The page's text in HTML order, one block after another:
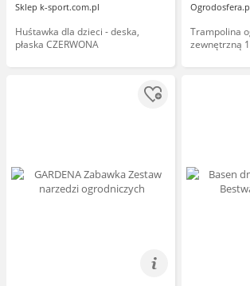
Sklep k-sport.com.pl
Huśtawka dla dzieci - deska,
płaska CZERWONA
Trampolina
zewnętrzną